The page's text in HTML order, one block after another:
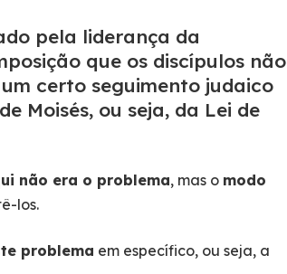
pela liderança da
que os discípulos não
certo seguimento judaico
Moisés, ou seja, da Lei de
não era o problema, mas o modo
los.
problema em específico, ou seja, a